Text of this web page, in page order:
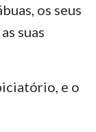
os seus
suas
e o